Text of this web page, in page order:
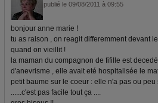
publié le 09/08/2011 à 09:55
bonjour anne marie !
tu as raison , on reagit differemment devant
quand on vieillit !
la maman du compagnon de fifille est
d'anevrisme , elle avait eté hospitalisée le
petit baume sur le coeur : elle n'a pas ou
......c'est pas facile tout ça ....